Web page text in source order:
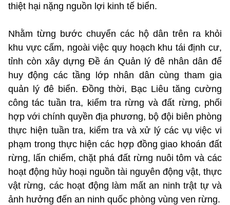
thiệt hại nặng nguồn lợi kinh tế biển.
Nhằm từng bước chuyển các hộ dân trên ra khỏi
khu vực cấm, ngoài việc quy hoạch khu tái định cư,
tỉnh còn xây dựng Đề án Quản lý đê nhân dân để
huy động các tầng lớp nhân dân cùng tham gia
quản lý đê biển. Đồng thời, Bạc Liêu tăng cường
công tác tuần tra, kiểm tra rừng và đất rừng, phối
hợp với chính quyền địa phương, bộ đội biên phòng
thực hiện tuần tra, kiểm tra và xử lý các vụ việc vi
phạm trong thực hiện các hợp đồng giao khoán đất
rừng, lấn chiếm, chặt phá đất rừng nuôi tôm và các
hoạt động hủy hoại nguồn tài nguyên động vật, thực
vật rừng, các hoạt động làm mất an ninh trật tự và
ảnh hưởng đến an ninh quốc phòng vùng ven rừng.